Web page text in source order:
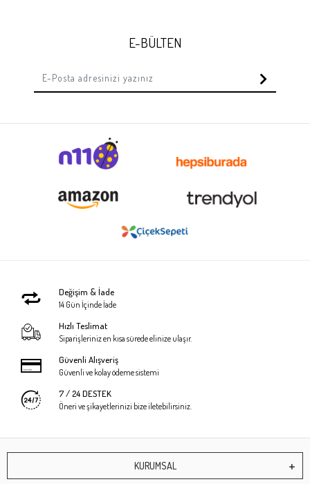
E-BÜLTEN
Değişim & İade
14 Gün İçinde İade
Hızlı Teslimat
Siparişleriniz en kısa sürede elinize ulaşır.
Güvenli Alışveriş
Güvenli ve kolay ödeme sistemi
7 / 24 DESTEK
Öneri ve şikayetlerinizi bize iletebilirsiniz.
KURUMSAL